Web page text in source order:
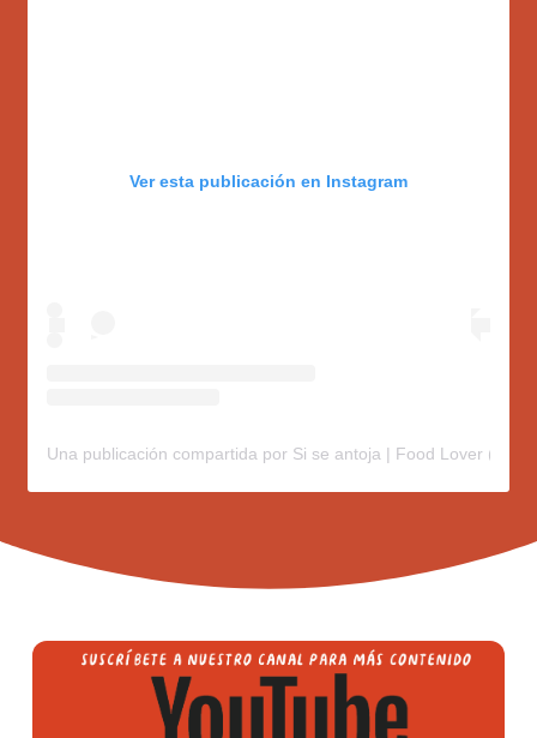
Ver esta publicación en Instagram
Una publicación compartida por Si se antoja | Food Lover